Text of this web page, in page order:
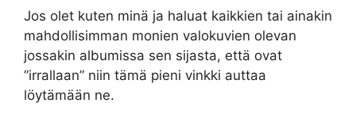
Jos olet kuten minä ja haluat kaikkien tai ainakin
mahdollisimman monien valokuvien olevan
jossakin albumissa sen sijasta, että ovat
”irrallaan” niin tämä pieni vinkki auttaa
löytämään ne.